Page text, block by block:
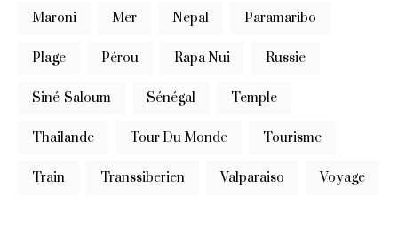
Maroni Mer Nepal Paramaribo
Plage Pérou Rapa Nui Russie
Siné-Saloum Sénégal Temple
Thailande Tour Du Monde Tourisme
Train Transsiberien Valparaiso Voyage